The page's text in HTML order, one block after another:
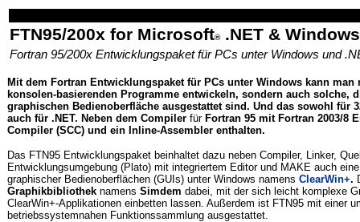
FTN95/200x for Microsoft®.NET & Windows
Fortran 95/200x Entwicklungspaket für PCs unter Windows und
Mit dem Fortran Entwicklungspaket für PCs unter Windows kann
konsolen-basierenden Programme entwickeln, sondern auch solche,
graphischen Bedienoberfläche ausgestattet sind. Und das sowohl für
auch für .NET. Neben dem Compiler für Fortran 95 mit Fortran 2003/8
Compiler (SCC) und ein Inline-Assembler enthalten.
Das FTN95 Entwicklungspaket beinhaltet dazu neben Compiler, Linker,
Entwicklungsumgebung (Plato) mit integriertem Editor und MAKE auch
graphischer Bedienoberflächen (GUIs) unter Windows namens ClearWin+.
Graphikbibliothek namens Simdem dabei, mit der sich leicht komplexe
ClearWin+-Applikationen einbetten lassen. Außerdem ist FTN95 mit einer
betriebssystemnahen Funktionssammlung ausgestattet.